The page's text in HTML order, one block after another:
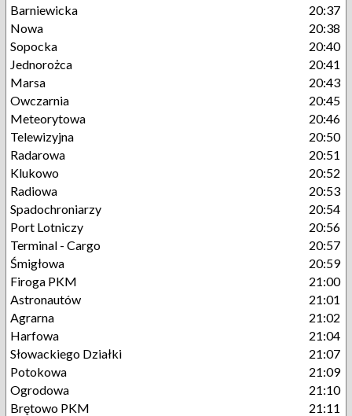
Barniewicka
20:37
Nowa
20:38
Sopocka
20:40
Jednorożca
20:41
Marsa
20:43
Owczarnia
20:45
Meteorytowa
20:46
Telewizyjna
20:50
Radarowa
20:51
Klukowo
20:52
Radiowa
20:53
Spadochroniarzy
20:54
Port Lotniczy
20:56
Terminal - Cargo
20:57
Śmigłowa
20:59
Firoga PKM
21:00
Astronautów
21:01
Agrarna
21:02
Harfowa
21:04
Słowackiego Działki
21:07
Potokowa
21:09
Ogrodowa
21:10
Brętowo PKM
21:11